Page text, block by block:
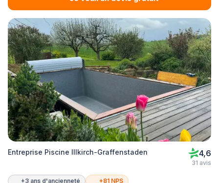
Entreprise Piscine Illkirch-Graffenstaden 4,6
31 avis
+3 ans d'ancienneté +81 NPS